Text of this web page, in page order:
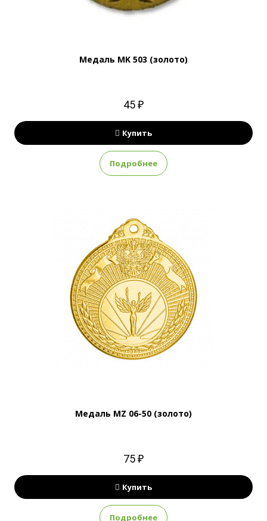
Медаль MK 503 (золото)
45 ₽
Купить
Подробнее
Медаль MZ 06-50 (золото)
75 ₽
Купить
Подробнее